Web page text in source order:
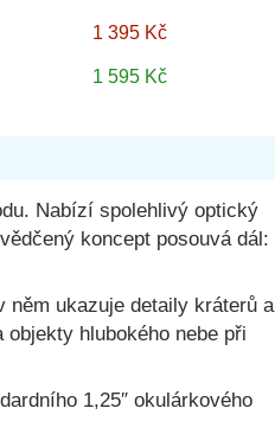
1 395 Kč
1 595 Kč
Nabízí spolehlivý optický
koncept posouvá dál:
ukazuje detaily kráterů a
hlubokého nebe při
1,25″ okulárkového